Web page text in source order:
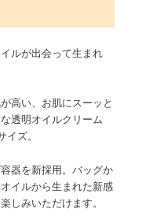
ルが出会って生まれ
高い、お肌にスーッと
透明オイルクリーム
イズ。
器を新採用。バッグか
イルから生まれた新感
しみいただけます。